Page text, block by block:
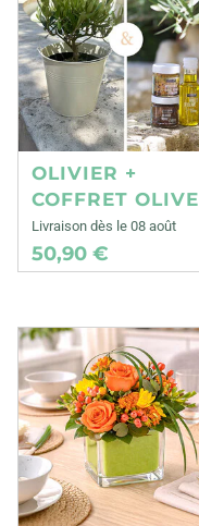
OLIVIER +
COFFRET OLIVE
Livraison dès le 08 août
50,90 €